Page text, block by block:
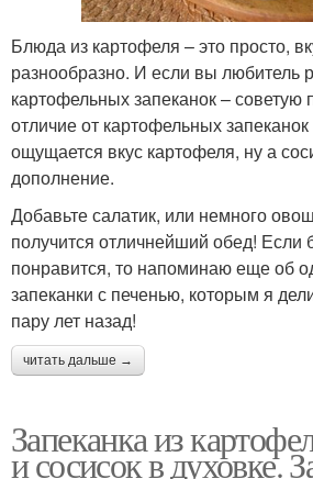
Блюда из картофеля – это просто,
разнообразно. И если вы любитель
картофельных запеканок – советую
отличие от картофельных
ощущается вкус картофеля, ну а
дополнение.
Добавьте салатик, или немного
получится отличнейший обед! Если
понравится, то напоминаю еще об
запеканки с печенью, которым я
пару лет назад!
читать дальше →
Запеканка из
и сосисок в духовке.